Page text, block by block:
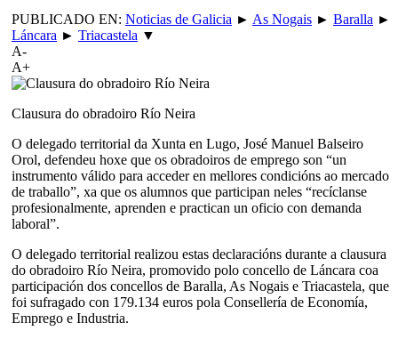
PUBLICADO EN: Noticias de Galicia ► As Nogais ► Baralla ►
Láncara ► Triacastela ▼
A-
A+
Clausura do obradoiro Río Neira
O delegado territorial da Xunta en Lugo, José Manuel Balseiro
Orol, defendeu hoxe que os obradoiros de emprego son “un
instrumento válido para acceder en mellores condicións ao mercado
de traballo”, xa que os alumnos que participan neles “recíclanse
profesionalmente, aprenden e practican un oficio con demanda
laboral”.
O delegado territorial realizou estas declaracións durante a clausura
do obradoiro Río Neira, promovido polo concello de Láncara coa
participación dos concellos de Baralla, As Nogais e Triacastela, que
foi sufragado con 179.134 euros pola Consellería de Economía,
Emprego e Industria.